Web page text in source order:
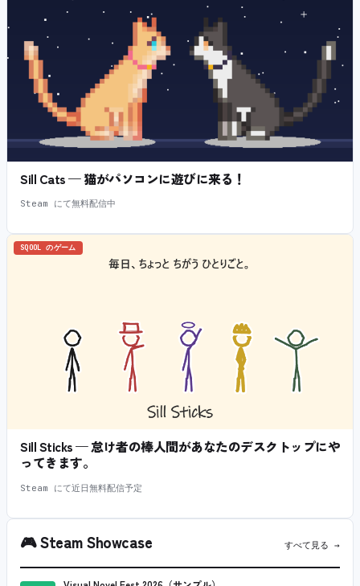
Sill Cats — 猫がパソコンに遊びに来る！
Steam にて無料配信中
SQOOL のゲーム
Sill Sticks — 怠け者の棒人間があなたのデスクトップにや
ってきます。
Steam にて近日無料配信予定
🎮Steam Showcase すべて見る →